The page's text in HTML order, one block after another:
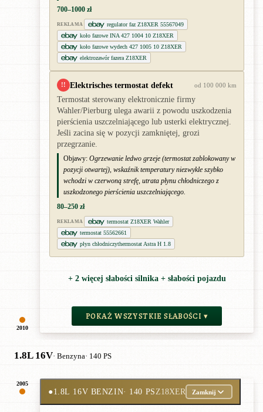
2010
700–1000 zł
REKLAMA
regulator faz Z18XER 55567049
koło fazowe INA 427 1004 10 Z18XER
koło fazowe wydech 427 1005 10 Z18XER
elektrozawór fazera Z18XER
!! Elektrisches termostat defekt od 100 000 km
Termostat sterowany elektronicznie firmy
Wahler/Pierburg ulega awarii z powodu uszkodzenia
pierścienia uszczelniającego lub usterki elektrycznej.
Jeśli zacina się w pozycji zamkniętej, grozi
przegrzanie.
Objawy: Ogrzewanie ledwo grzeje (termostat zablokowany w
pozycji otwartej), wskaźnik temperatury niezwykle szybko
wchodzi w czerwoną strefę, utrata płynu chłodniczego z
uszkodzonego pierścienia uszczelniającego.
80–250 zł
REKLAMA
termostat Z18XER Wahler
termostat 55562661
płyn chłodniczythermostat Astra H 1.8
+ 2 więcej słabości silnika + słabości pojazdu
POKAŻ WSZYSTKIE SŁABOŚCI ▾
1.8L 16V· Benzyna· 140 PS
2005
●1.8L 16V BENZIN· 140 PS Z18XER Zamknij